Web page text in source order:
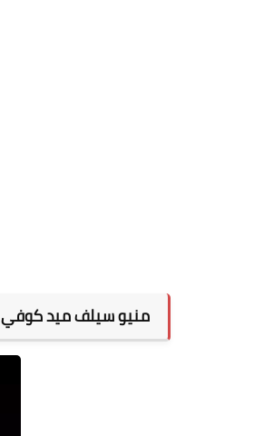
منيو سيلف ميد كوفي